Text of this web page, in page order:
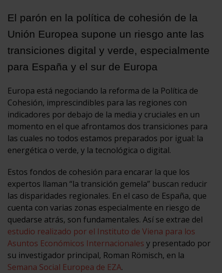
El parón en la política de cohesión de la
Unión Europea supone un riesgo ante las
transiciones digital y verde, especialmente
para España y el sur de Europa
Europa está negociando la reforma de la Política de
Cohesión, imprescindibles para las regiones con
indicadores por debajo de la media y cruciales en un
momento en el que afrontamos dos transiciones para
las cuales no todos estamos preparados por igual: la
energética o verde, y la tecnológica o digital.
Estos fondos de cohesión para encarar la que los
expertos llaman “la transición gemela” buscan reducir
las disparidades regionales. En el caso de España, que
cuenta con varias zonas especialmente en riesgo de
quedarse atrás, son fundamentales. Así se extrae del
estudio realizado por el Instituto de Viena para los
Asuntos Económicos Internacionales y presentado por
su investigador principal, Roman Römisch, en la
Semana Social Europea de EZA.